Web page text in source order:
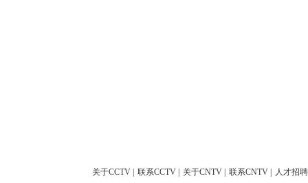
关于CCTV 联系CCTV 关于CNTV 联系CNTV 人才招聘